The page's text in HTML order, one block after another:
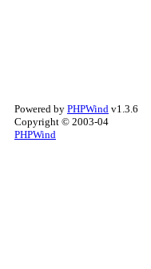
Powered by PHPWind v1.3.6
Copyright © 2003-04
PHPWind